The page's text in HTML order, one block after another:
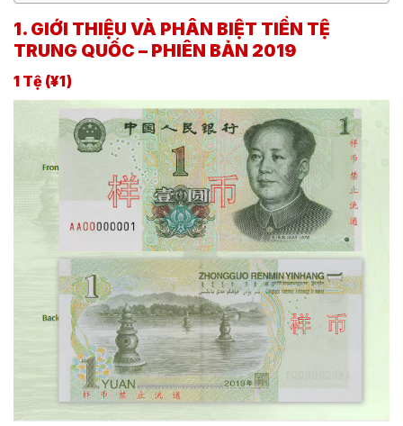
1. GIỚI THIỆU VÀ PHÂN BIỆT TIỀN TỆ
TRUNG QUỐC – PHIÊN BẢN 2019
1 Tệ (¥1)